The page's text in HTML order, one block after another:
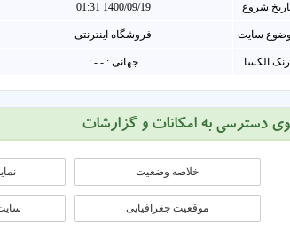
شروع 1400/09/19 01:31
سایت فروشگاه اینترنتی
رنک الکسا جهانی : - - :
دسترسی به امکانات و گزارشات
خلاصه وضعیت
موقعيت جغرافيايی